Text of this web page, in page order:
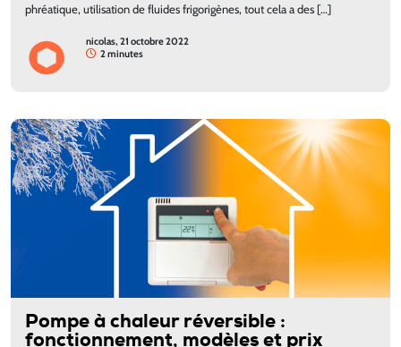
phréatique, utilisation de fluides frigorigènes, tout cela a des […]
nicolas, 21 octobre 2022
2 minutes
Pompe à chaleur réversible :
fonctionnement, modèles et prix